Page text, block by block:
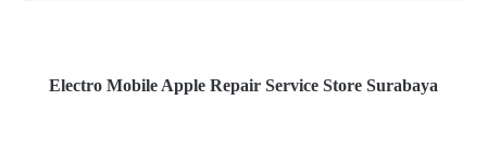
Electro Mobile Apple Repair Service Store Surabaya